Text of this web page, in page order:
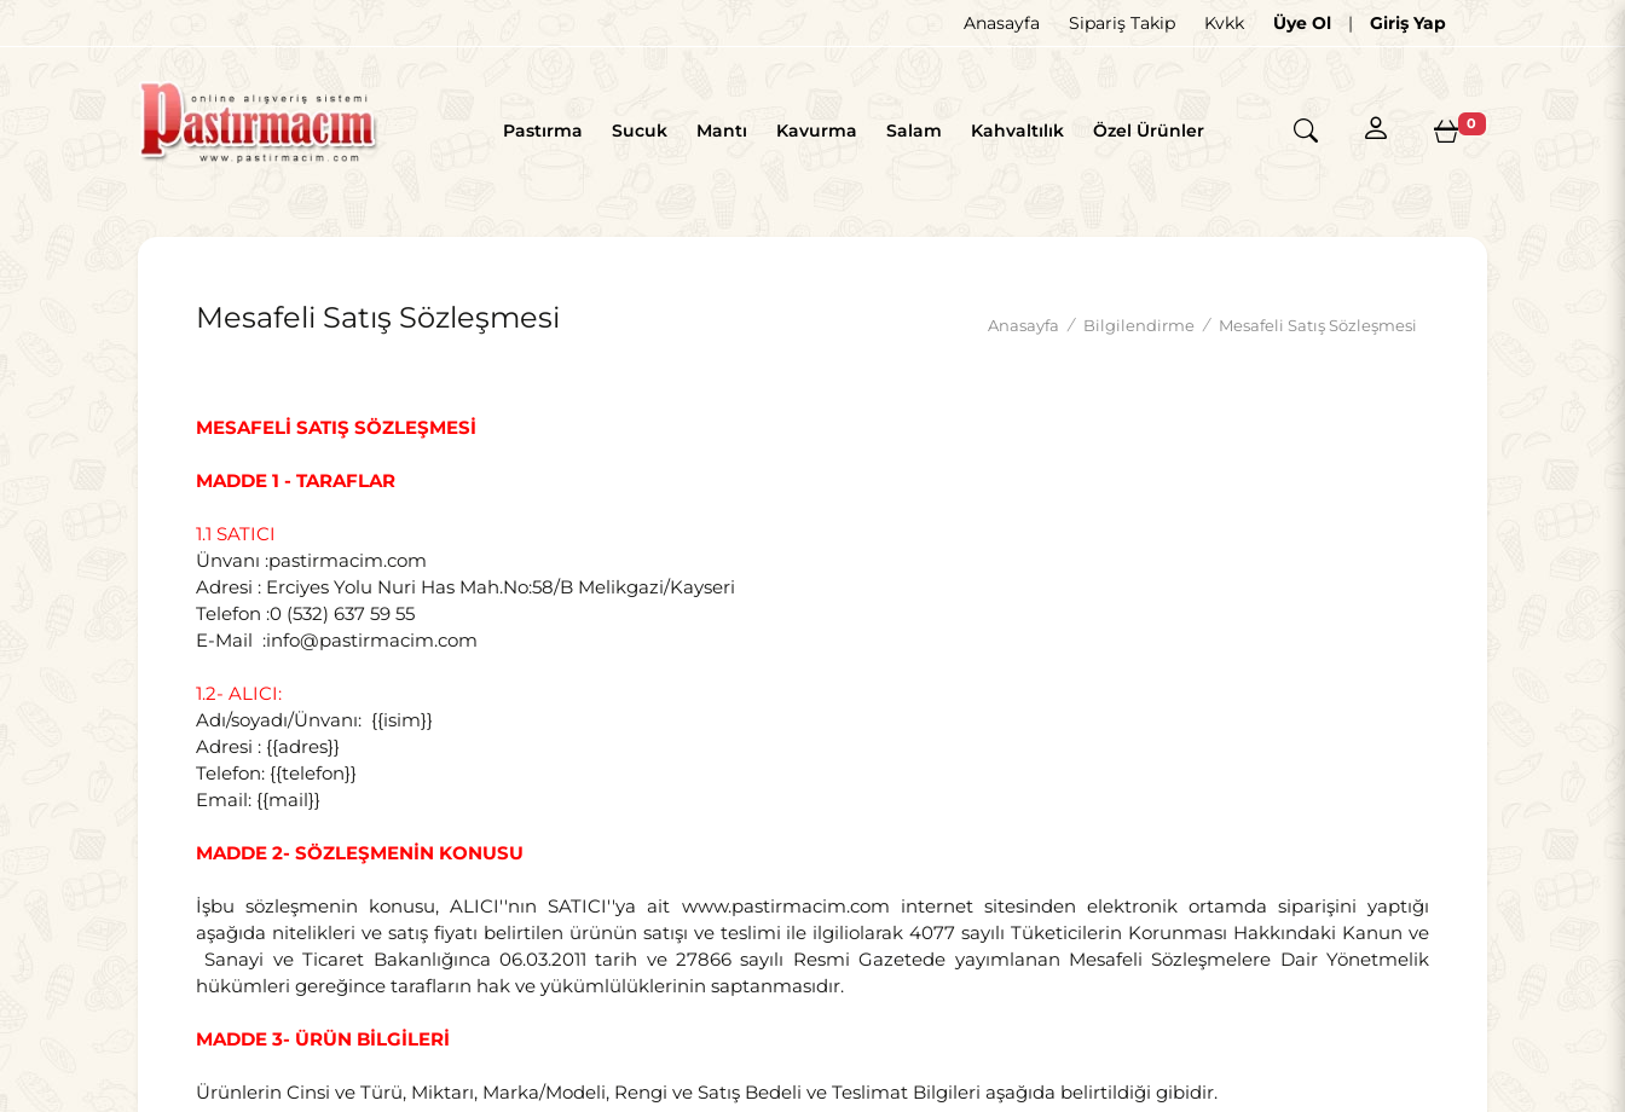
×
Anasayfa Sipariş Takip Kvkk Üye Ol | Giriş Yap
0
Pastırma Sucuk Mantı Kavurma Salam Kahvaltılık Özel Ürünler
Mesafeli Satış Sözleşmesi Anasayfa / Bilgilendirme / Mesafeli Satış Sözleşmesi
MESAFELİ SATIŞ SÖZLEŞMESİ
MADDE 1 - TARAFLAR
1.1 SATICI
Ünvanı :pastirmacim.com
Adresi : Erciyes Yolu Nuri Has Mah.No:58/B Melikgazi/Kayseri
Telefon :0 (532) 637 59 55
E-Mail :info@pastirmacim.com
1.2- ALICI:
Adı/soyadı/Ünvanı: {{isim}}
Adresi : {{adres}}
Telefon: {{telefon}}
Email: {{mail}}
MADDE 2- SÖZLEŞMENİN KONUSU
İşbu sözleşmenin konusu, ALICI''nın SATICI''ya ait www.pastirmacim.com internet sitesinden elektronik ortamda siparişini yaptığı
aşağıda nitelikleri ve satış fiyatı belirtilen ürünün satışı ve teslimi ile ilgiliolarak 4077 sayılı Tüketicilerin Korunması Hakkındaki Kanun ve
Sanayi ve Ticaret Bakanlığınca 06.03.2011 tarih ve 27866 sayılı Resmi Gazetede yayımlanan Mesafeli Sözleşmelere Dair Yönetmelik
hükümleri gereğince tarafların hak ve yükümlülüklerinin saptanmasıdır.
MADDE 3- ÜRÜN BİLGİLERİ
Ürünlerin Cinsi ve Türü, Miktarı, Marka/Modeli, Rengi ve Satış Bedeli ve Teslimat Bilgileri aşağıda belirtildiği gibidir.